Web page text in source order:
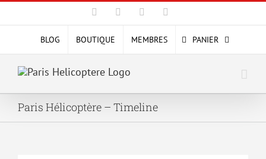
Passer
contenu
Facebook YouTube
BLOG BOUTIQUE MEMBRES PANIER
Paris Hélicoptère – Timeline